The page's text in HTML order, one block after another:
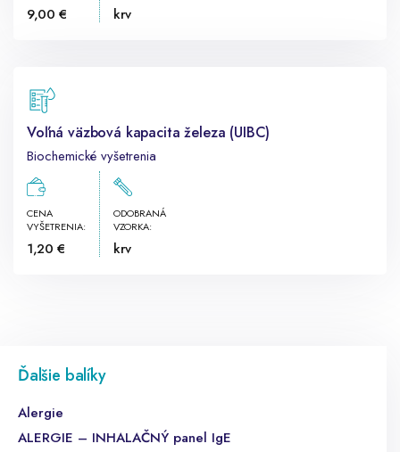
9,00 € krv
Voľná väzbová kapacita železa (UIBC)
Biochemické vyšetrenia
CENA
VYŠETRENIA:
1,20 €
ODOBRANÁ
VZORKA:
krv
Ďalšie balíky
Alergie
ALERGIE – INHALAČNÝ panel IgE